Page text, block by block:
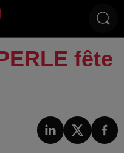
fête